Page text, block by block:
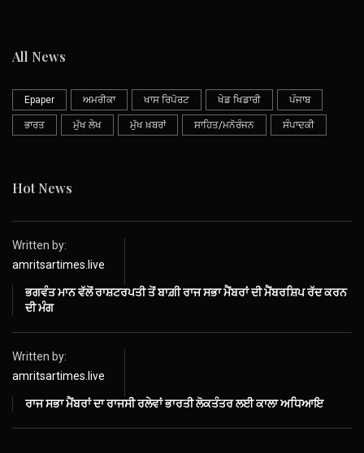
All News
Epaper ਅਮਰੀਕਾ ਖਾਸ ਰਿਪੋਰਟ ਖੇਡ ਖਿਡਾਰੀ ਪੰਜਾਬ
ਭਾਰਤ ਮੁੱਖ ਲੇਖ ਮੁੱਖ ਖ਼ਬਰਾਂ ਸਾਹਿਤ/ਮਨੋਰੰਜਨ ਸੰਪਾਦਕੀ
Hot News
Written by:
amritsartimes.live
ਭਗਵੰਤ ਮਾਨ ਵੱਲੋਂ ਰਾਸ਼ਟਰਪਤੀ ਤੋਂ ਬਾਗ਼ੀ ਰਾਜ ਸਭਾ ਮੈਂਬਰਾਂ ਦੀ ਮੈਂਬਰਸ਼ਿਪ ਰੱਦ ਕਰਨ
ਦੀ ਮੰਗ
Written by:
amritsartimes.live
ਰਾਜ ਸਭਾ ਮੈਂਬਰਾਂ ਦਾ ਰਾਜਸੀ ਰਲੇਵਾਂ ਭਾਰਤੀ ਲੋਕਤੰਤਰ ਲਈ ਕਾਲਾ ਅਧਿਆਇ